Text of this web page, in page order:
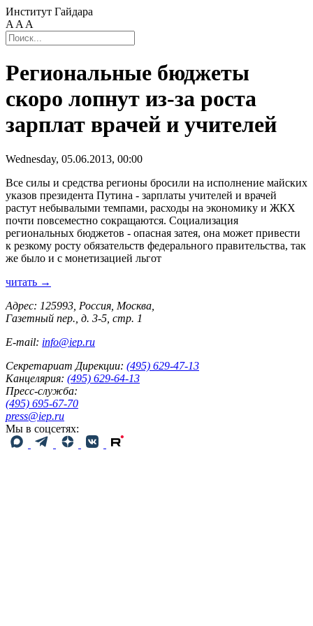
Институт Гайдара
A A A
Региональные бюджеты
скоро лопнут из-за роста
зарплат врачей и учителей
Wednesday, 05.06.2013, 00:00
Все силы и средства регионы бросили на исполнение майских
указов президента Путина - зарплаты учителей и врачей
растут небывалыми темпами, расходы на экономику и ЖКХ
почти повсеместно сокращаются. Социализация
региональных бюджетов - опасная затея, она может привести
к резкому росту обязательств федерального правительства, так
же было и с монетизацией льгот
читать →
Адрес: 125993, Россия, Москва,
Газетный пер., д. 3-5, стр. 1
E-mail: info@iep.ru
Секретариат Дирекции: (495) 629-47-13
Канцелярия: (495) 629-64-13
Пресс-служба:
(495) 695-67-70
press@iep.ru
Мы в соцсетях: